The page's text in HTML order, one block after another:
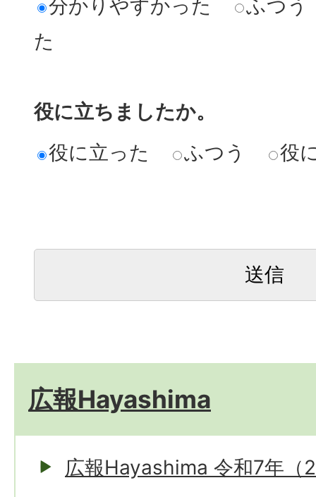
分かりやすかった
ふつう
た
役に立ちましたか。
役に立った
ふつう 役
広報Hayashima
広報Hayashima 令和7年（